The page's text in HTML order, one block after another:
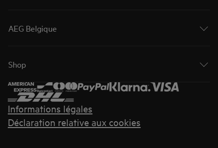
AEG Belgique
Shop
Informations légales
Déclaration relative aux cookies